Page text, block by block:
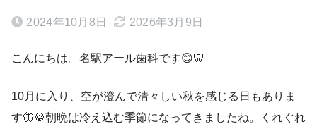
2024年10月8日 2026年3月9日
こんにちは。名駅アール歯科です😊🦷
10月に入り、空が澄んで清々しい秋を感じる日もありま
す🦋🍪朝晩は冷え込む季節になってきましたね。くれぐれ